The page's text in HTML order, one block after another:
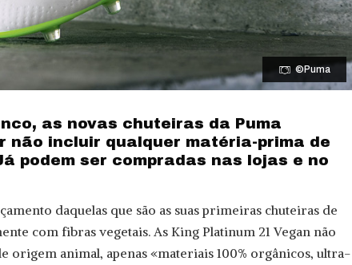
©Puma
as novas chuteiras da Puma
não incluir qualquer matéria-prima de
podem ser compradas nas lojas e no
daquelas que são as suas primeiras chuteiras de
com fibras vegetais. As King Platinum 21 Vegan não
origem animal, apenas «materiais 100% orgânicos, ultra-